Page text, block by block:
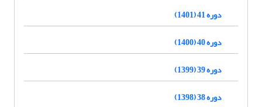
دوره 41 (1401)
دوره 40 (1400)
دوره 39 (1399)
دوره 38 (1398)